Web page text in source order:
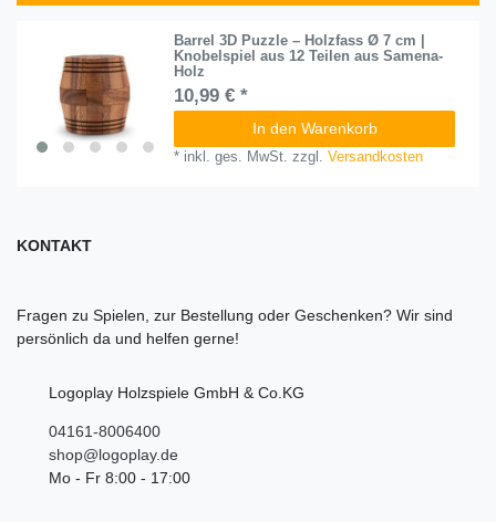
Barrel 3D Puzzle – Holzfass Ø 7 cm |
Knobelspiel aus 12 Teilen aus Samena-
Holz
10,99 € *
In den Warenkorb
* inkl. ges. MwSt. zzgl.Versandkosten
KONTAKT
Fragen zu Spielen, zur Bestellung oder Geschenken? Wir sind
persönlich da und helfen gerne!
Logoplay Holzspiele GmbH & Co.KG
04161-8006400
shop@logoplay.de
Mo - Fr 8:00 - 17:00